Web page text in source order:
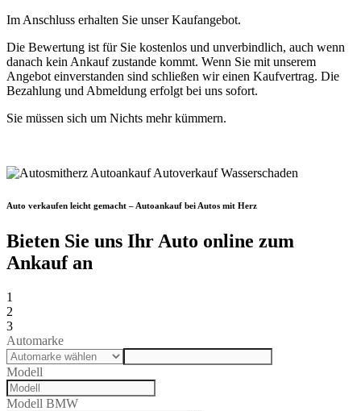
Im Anschluss erhalten Sie unser Kaufangebot.
Die Bewertung ist für Sie kostenlos und unverbindlich, auch wenn
danach kein Ankauf zustande kommt. Wenn Sie mit unserem
Angebot einverstanden sind schließen wir einen Kaufvertrag. Die
Bezahlung und Abmeldung erfolgt bei uns sofort.
Sie müssen sich um Nichts mehr kümmern.
Auto verkaufen leicht gemacht – Autoankauf bei Autos mit Herz
Bieten Sie uns Ihr Auto online zum
Ankauf an
1
2
3
Automarke
Modell
Modell BMW